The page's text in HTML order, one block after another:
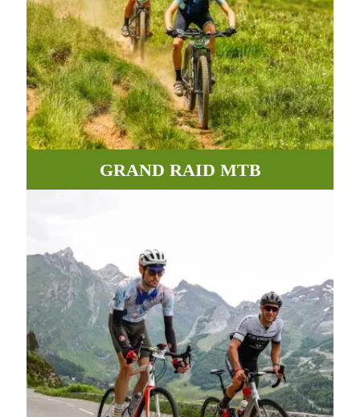
GRAND RAID MTB
PLUS D'INFORMATIONS